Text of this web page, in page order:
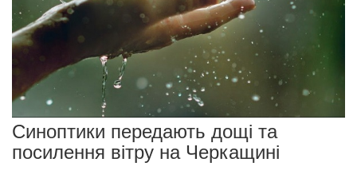
Синоптики передають дощі та
посилення вітру на Черкащині